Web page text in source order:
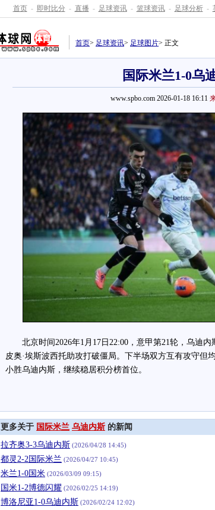
首页 - 即时比分 - 直播 - 足球资讯 - 篮球资讯 - 足球分析 -
首页> 足球资讯> 足球图片> 正文
国际米兰1-0乌
www.spbo.com 2026-01-18 16:11
北京时间2026年1月17日22:00，意甲第21轮，乌迪内
皮奥·埃斯波西托助攻打破僵局。下半场双方互有攻守但
小胜乌迪内斯，继续稳居积分榜首位。
更多关于 国际米兰 乌迪内斯 的新闻
拉齐奥3-3乌迪内斯 (2026/04/28 14:45)
都灵2-2国际米兰 (2026/04/27 10:45)
米兰1-0国米 (2026/03/09 09:15)
国米1-2博德闪耀 (2026/02/25 14:19)
博洛尼亚1-0乌迪内斯 (2026/02/24 12:02)